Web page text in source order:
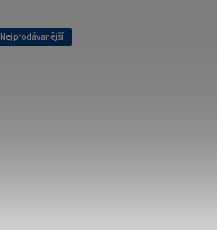
Nejprodávanější